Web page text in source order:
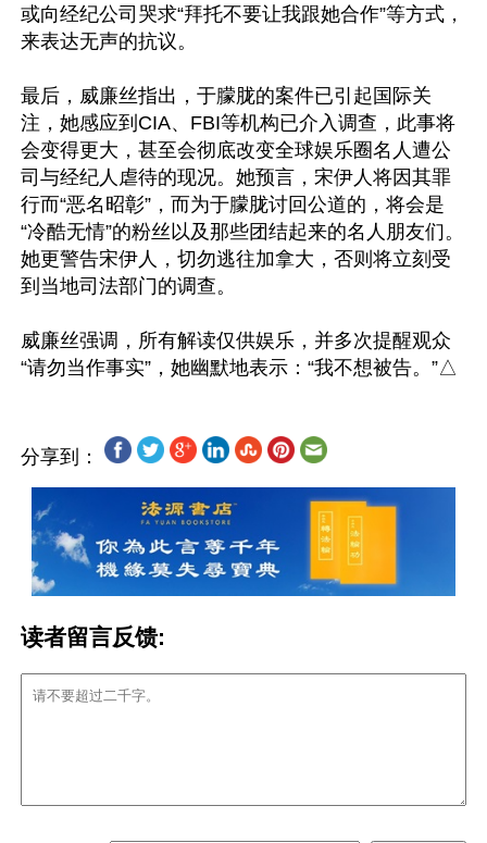
或向经纪公司哭求“拜托不要让我跟她合作”等方式，
来表达无声的抗议。
最后，威廉丝指出，于朦胧的案件已引起国际关
注，她感应到CIA、FBI等机构已介入调查，此事将
会变得更大，甚至会彻底改变全球娱乐圈名人遭公
司与经纪人虐待的现况。她预言，宋伊人将因其罪
行而“恶名昭彰”，而为于朦胧讨回公道的，将会是
“冷酷无情”的粉丝以及那些团结起来的名人朋友们。
她更警告宋伊人，切勿逃往加拿大，否则将立刻受
到当地司法部门的调查。
威廉丝强调，所有解读仅供娱乐，并多次提醒观众
分享到：
读者留言反馈: